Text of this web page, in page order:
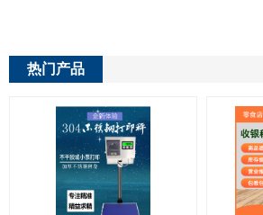
热门产品